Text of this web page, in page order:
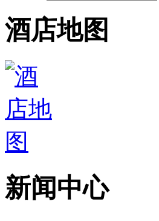
酒店地图
新闻中心